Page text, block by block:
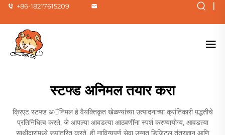
+86-18217615209 |
स्टफ्ड अनिमल तयार करा
क्रिएट स्टफ्ड अॅनिमल हे वैयक्तिकृत खेळण्यांच्या उत्पादनाच्या क्रांतिकारी पद्धतीचे
प्रतिनिधित्व करते, जे आपल्या आवडत्या आठवणींना स्पर्श करण्यायोग्य, आवडत्या
साथीदारांमध्ये रूपांतरित करते. ही नाविन्यपूर्ण सेवा उन्नत डिजिटल तंत्रज्ञान आणि